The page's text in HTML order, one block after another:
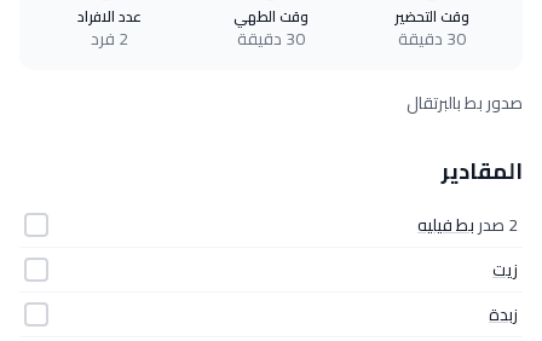
وقت التحضير
30 دقيقة
وقت الطهي
30 دقيقة
عدد الافراد
2 فرد
صدور بط بالبرتقال
المقادير
2 صدر
بط فيليه
زيت
زبدة